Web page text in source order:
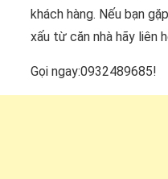
khách hàng. Nếu bạn
xấu từ căn nhà hãy liên
Gọi ngay:0932489685!